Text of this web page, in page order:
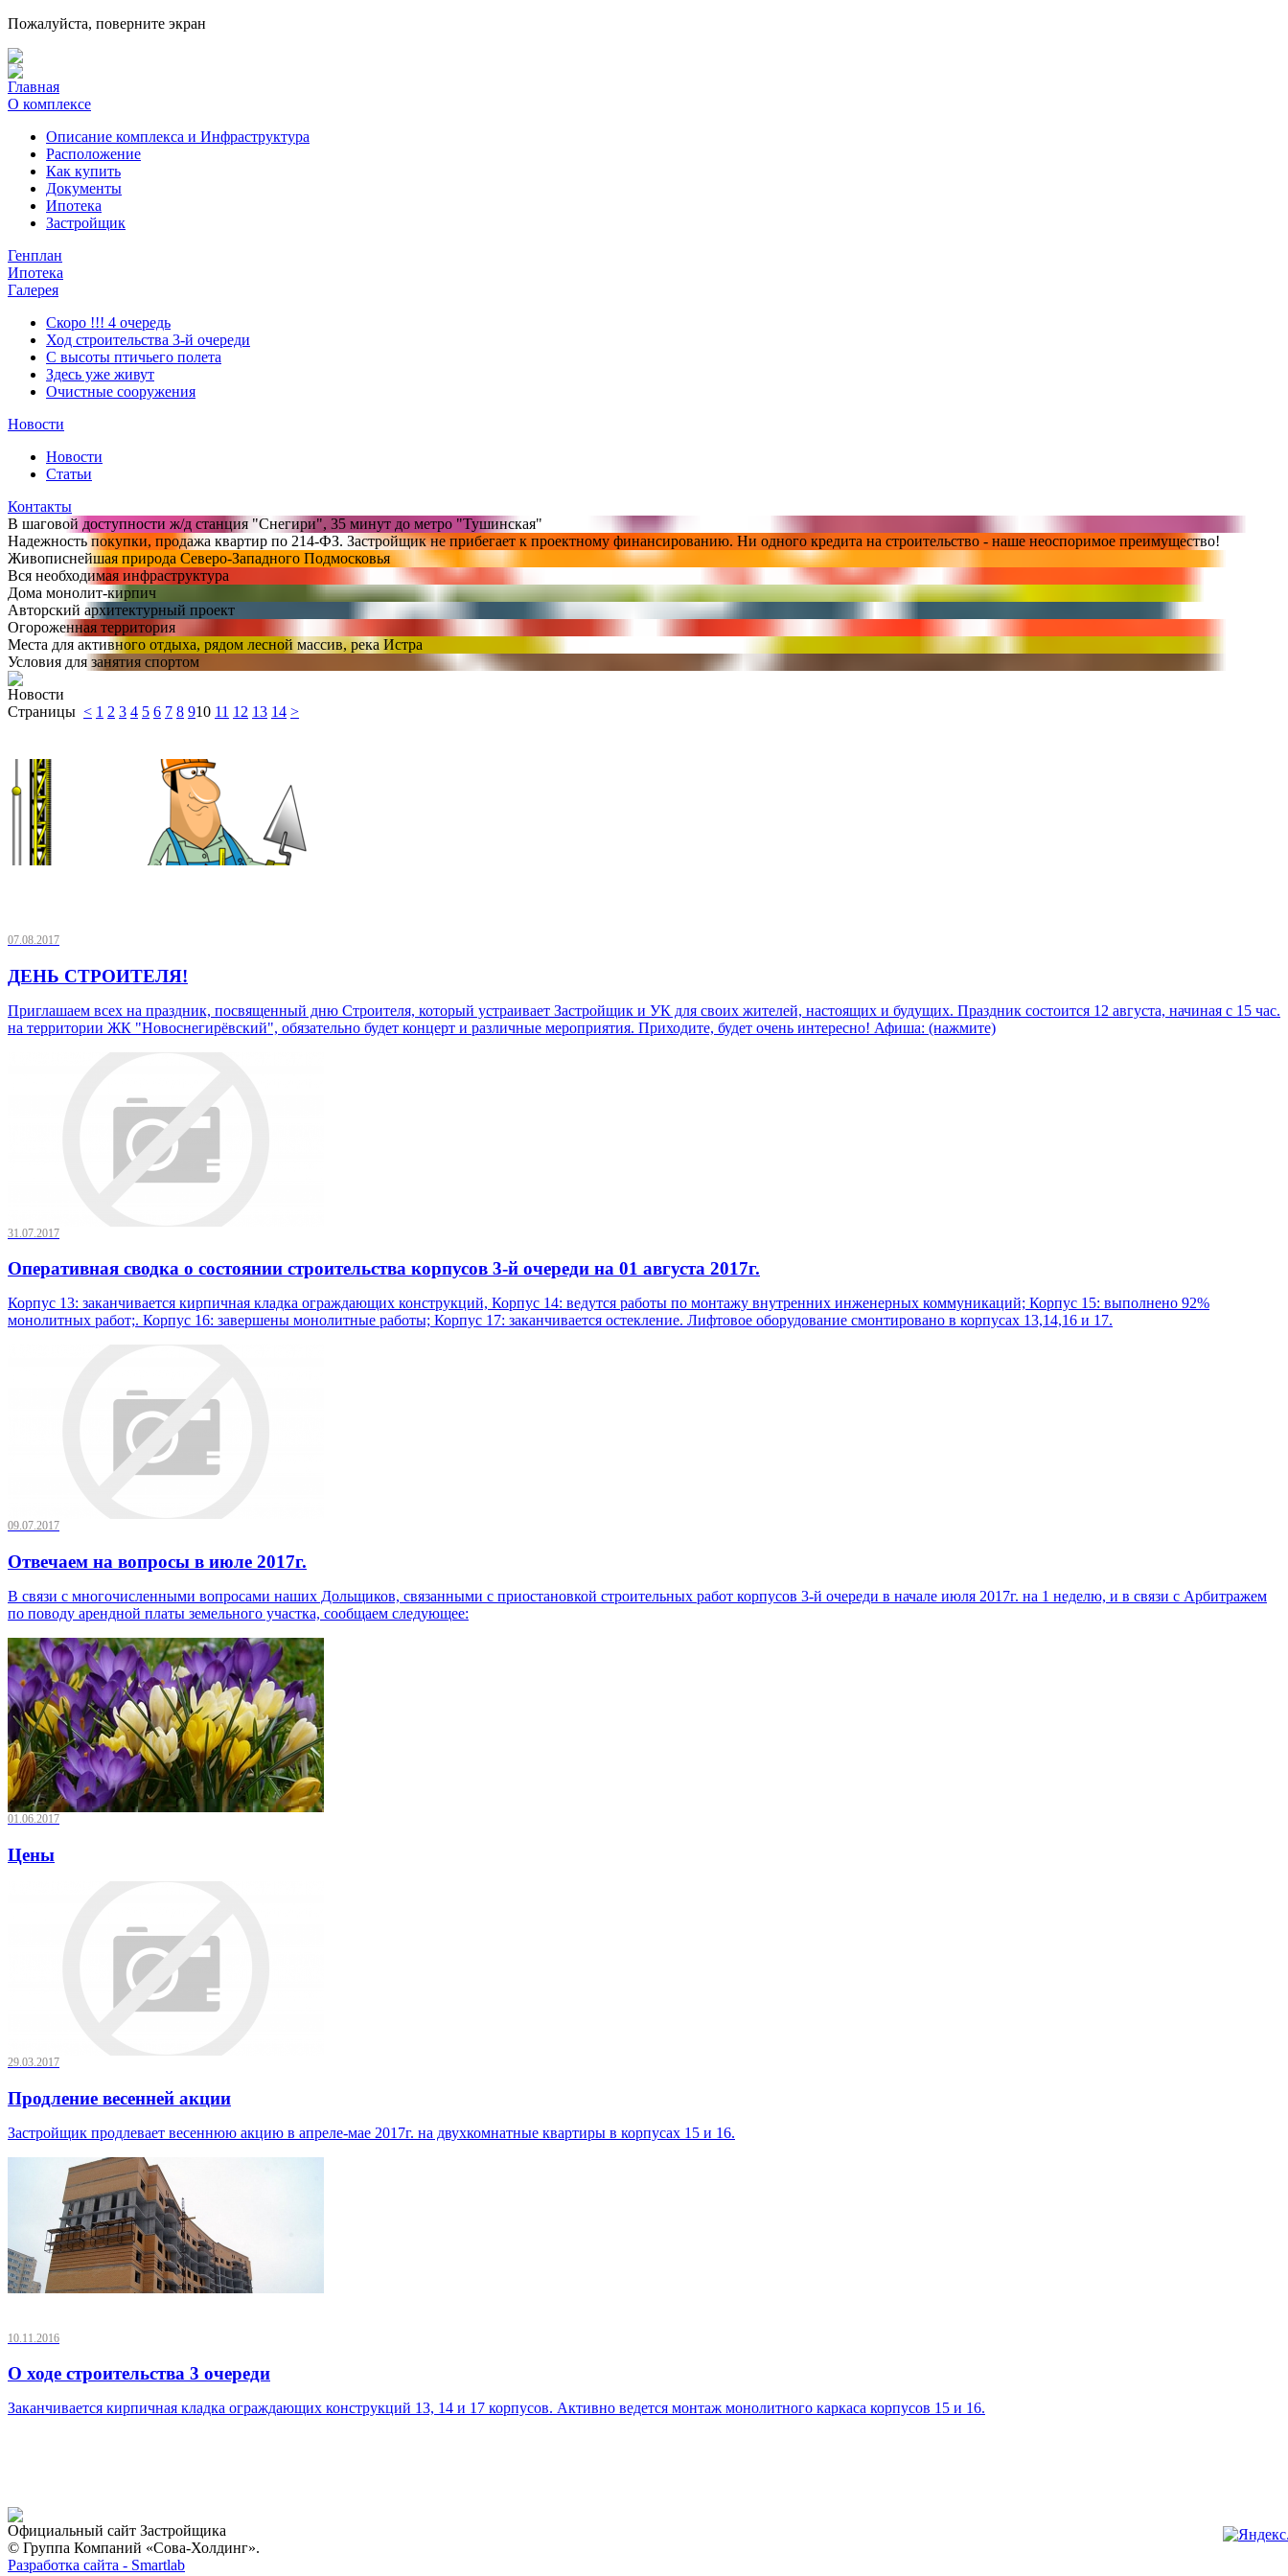
Пожалуйста, поверните экран
Главная
О комплексе
Описание комплекса и Инфраструктура
Расположение
Как купить
Документы
Ипотека
Застройщик
Генплан
Ипотека
Галерея
Скоро !!! 4 очередь
Ход строительства 3-й очереди
С высоты птичьего полета
Здесь уже живут
Очистные сооружения
Новости
Новости
Статьи
Контакты
В шаговой доступности ж/д станция "Снегири", 35 минут до метро "Тушинская"
Надежность покупки, продажа квартир по 214-ФЗ. Застройщик не прибегает к проектному финансированию. Ни одного кредита на строительство - наше неоспоримое преимущество!
Живописнейшая природа Северо-Западного Подмосковья
Вся необходимая инфраструктура
Дома монолит-кирпич
Авторский архитектурный проект
Огороженная территория
Места для активного отдыха, рядом лесной массив, река Истра
Условия для занятия спортом
Новости
Страницы < 1 2 3 4 5 6 7 8 910 11 12 13 14 >
07.08.2017
ДЕНЬ СТРОИТЕЛЯ!
Приглашаем всех на праздник, посвященный дню Строителя, который устраивает Застройщик и УК для своих жителей, настоящих и будущих. Праздник состоится 12 августа, начиная с 15 час.
на территории ЖК "Новоснегирёвский", обязательно будет концерт и различные мероприятия. Приходите, будет очень интересно! Афиша: (нажмите)
31.07.2017
Оперативная сводка о состоянии строительства корпусов 3-й очереди на 01 августа 2017г.
Корпус 13: заканчивается кирпичная кладка ограждающих конструкций, Корпус 14: ведутся работы по монтажу внутренних инженерных коммуникаций; Корпус 15: выполнено 92%
монолитных работ;. Корпус 16: завершены монолитные работы; Корпус 17: заканчивается остекление. Лифтовое оборудование смонтировано в корпусах 13,14,16 и 17.
09.07.2017
Отвечаем на вопросы в июле 2017г.
В связи с многочисленными вопросами наших Дольщиков, связанными с приостановкой строительных работ корпусов 3-й очереди в начале июля 2017г. на 1 неделю, и в связи с Арбитражем
по поводу арендной платы земельного участка, сообщаем следующее:
01.06.2017
Цены
29.03.2017
Продление весенней акции
Застройщик продлевает весеннюю акцию в апреле-мае 2017г. на двухкомнатные квартиры в корпусах 15 и 16.
10.11.2016
О ходе строительства 3 очереди
Заканчивается кирпичная кладка ограждающих конструкций 13, 14 и 17 корпусов. Активно ведется монтаж монолитного каркаса корпусов 15 и 16.
Официальный сайт Застройщика
© Группа Компаний «Сова-Холдинг».
Разработка сайта - Smartlab